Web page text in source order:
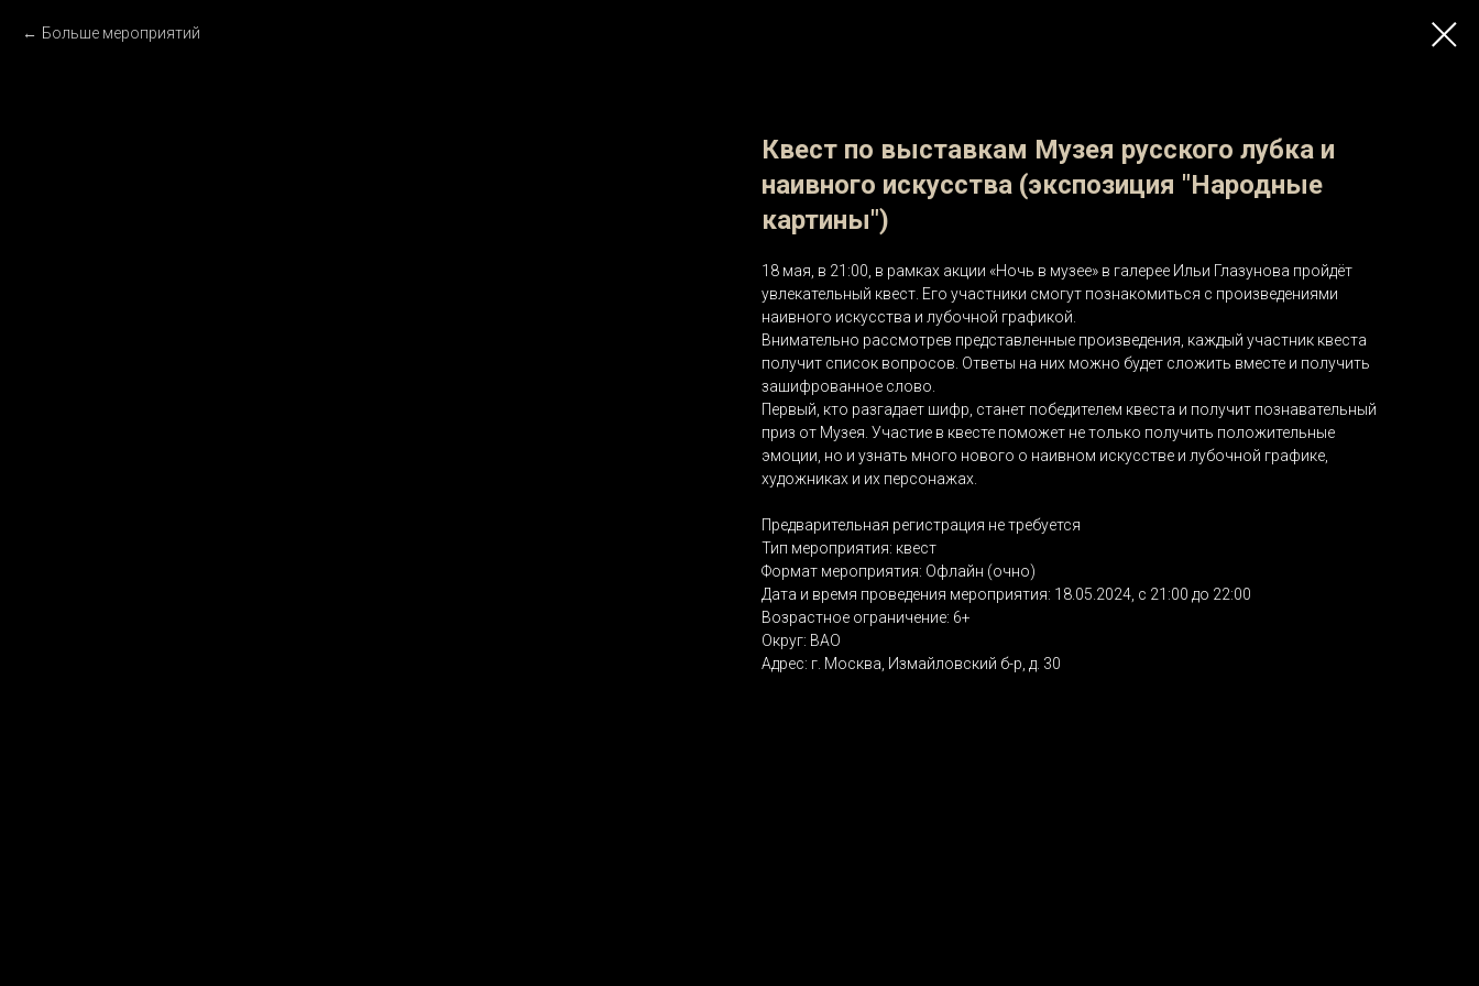
Больше мероприятий
Квест по выставкам Музея русского лубка и
наивного искусства (экспозиция "Народные
картины")
18 мая, в 21:00, в рамках акции «Ночь в музее» в галерее Ильи Глазунова пройдёт
увлекательный квест. Его участники смогут познакомиться с произведениями
наивного искусства и лубочной графикой.
Внимательно рассмотрев представленные произведения, каждый участник квеста
получит список вопросов. Ответы на них можно будет сложить вместе и получить
зашифрованное слово.
Первый, кто разгадает шифр, станет победителем квеста и получит познавательный
приз от Музея. Участие в квесте поможет не только получить положительные
эмоции, но и узнать много нового о наивном искусстве и лубочной графике,
художниках и их персонажах.
Предварительная регистрация не требуется
Тип мероприятия: квест
Формат мероприятия: Офлайн (очно)
Дата и время проведения мероприятия: 18.05.2024, с 21:00 до 22:00
Возрастное ограничение: 6+
Округ: ВАО
Адрес: г. Москва, Измайловский б-р, д. 30